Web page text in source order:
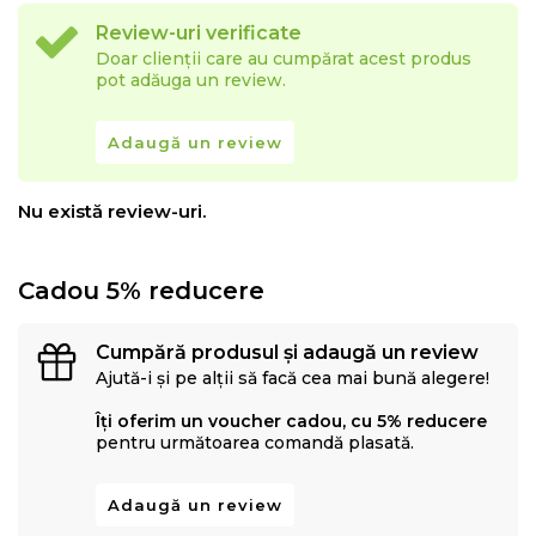
Review-uri verificate
Doar clienții care au cumpărat acest produs
pot adăuga un review.
Adaugă un review
Nu există review-uri.
Cadou 5% reducere
Cumpără produsul și adaugă un review
Ajută-i și pe alții să facă cea mai bună alegere!
Îți oferim un voucher cadou, cu 5% reducere
pentru următoarea comandă plasată.
Adaugă un review